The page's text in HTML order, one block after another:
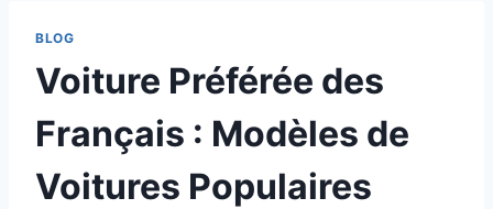
BLOG
Voiture Préférée des
Français : Modèles de
Voitures Populaires